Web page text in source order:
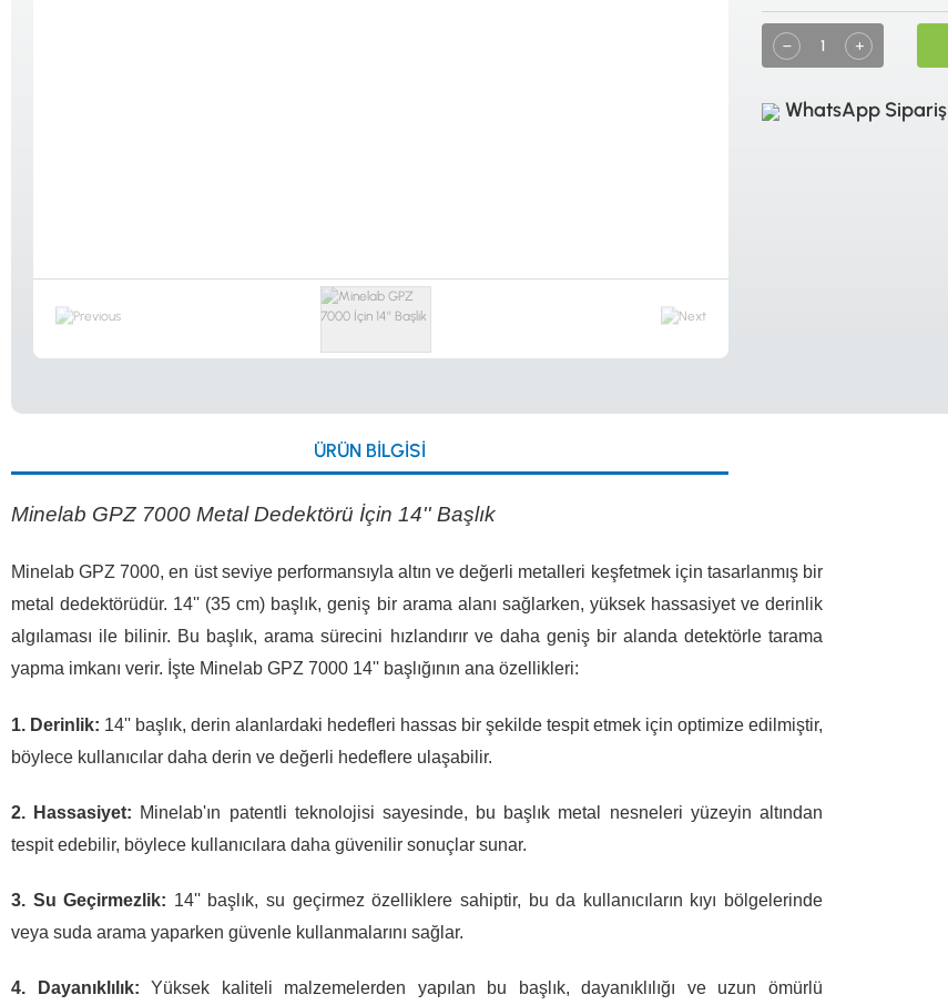
WhatsApp Sipariş
ÜRÜN BILGISI
Minelab GPZ 7000 Metal Dedektörü İçin 14'' Başlık
Minelab GPZ 7000, en üst seviye performansıyla altın ve değerli metalleri keşfetmek için tasarlanmış bir
metal dedektörüdür. 14'' (35 cm) başlık, geniş bir arama alanı sağlarken, yüksek hassasiyet ve derinlik
algılaması ile bilinir. Bu başlık, arama sürecini hızlandırır ve daha geniş bir alanda detektörle tarama
yapma imkanı verir. İşte Minelab GPZ 7000 14'' başlığının ana özellikleri:
1. Derinlik: 14'' başlık, derin alanlardaki hedefleri hassas bir şekilde tespit etmek için optimize edilmiştir,
böylece kullanıcılar daha derin ve değerli hedeflere ulaşabilir.
2. Hassasiyet: Minelab'ın patentli teknolojisi sayesinde, bu başlık metal nesneleri yüzeyin altından
tespit edebilir, böylece kullanıcılara daha güvenilir sonuçlar sunar.
3. Su Geçirmezlik: 14'' başlık, su geçirmez özelliklere sahiptir, bu da kullanıcıların kıyı bölgelerinde
veya suda arama yaparken güvenle kullanmalarını sağlar.
4. Dayanıklılık: Yüksek kaliteli malzemelerden yapılan bu başlık, dayanıklılığı ve uzun ömürlü